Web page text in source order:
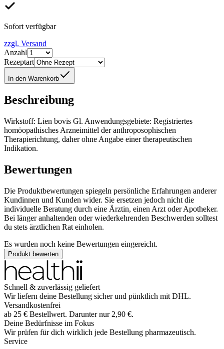
Sofort verfügbar
zzgl. Versand
Anzahl
Rezeptart
In den Warenkorb
Beschreibung
Wirkstoff: Lien bovis Gl. Anwendungsgebiete: Registriertes
homöopathisches Arzneimittel der anthroposophischen
Therapierichtung, daher ohne Angabe einer therapeutischen
Indikation.
Bewertungen
Die Produktbewertungen spiegeln persönliche Erfahrungen anderer
Kundinnen und Kunden wider. Sie ersetzen jedoch nicht die
individuelle Beratung durch eine Ärztin, einen Arzt oder Apotheker.
Bei länger anhaltenden oder wiederkehrenden Beschwerden solltest
du stets ärztlichen Rat einholen.
Es wurden noch keine Bewertungen eingereicht.
Produkt bewerten
Schnell & zuverlässig geliefert
Wir liefern deine Bestellung sicher und pünktlich mit DHL.
Versandkostenfrei
ab 25 € Bestellwert. Darunter nur 2,90 €.
Deine Bedürfnisse im Fokus
Wir prüfen für dich wirklich jede Bestellung pharmazeutisch.
Service